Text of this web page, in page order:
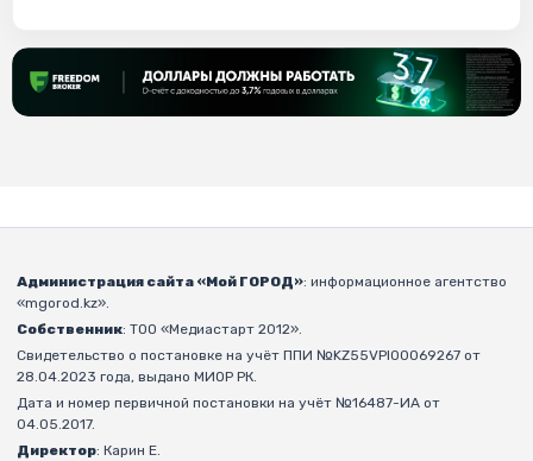
Администрация сайта «Мой ГОРОД»: информационное агентство
«mgorod.kz».
Собственник: ТОО «Медиастарт 2012».
Свидетельство о постановке на учёт ППИ №KZ55VPI00069267 от
28.04.2023 года, выдано МИОР РК.
Дата и номер первичной постановки на учёт №16487-ИА от
04.05.2017.
Директор: Карин Е.